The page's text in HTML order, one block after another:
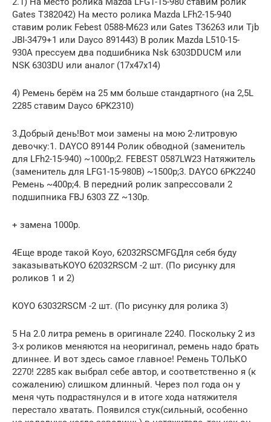
Gates T382042) На место ролика Mazda LFh2-15-940
ставим ролик Febest 0588-M623 или Gates T36263 или Tjb
JBI-3479+1 или Dayco 891443) В ролик Mazda L510-15-
930A прессуем два подшибника Nsk 6303DDUCM или
NSK 6303DU или аналог (17х47х14)
4) Ремень берём на 25 мм больше стандартного (на 2,5L
2285 ставим Dayco 6PK2310)
3.Добрый день!Вот мои замены на мою 2-литровую
девочку:1. DAYCO 89144 Ролик обводной (заменитель
для LFh2-15-940) ~1000р;2. FEBEST 0587LW23 Натяжитель
(заменитель для LFG1-15-980B) ~1500р;3. DAYCO 6PK2240
Ремень ~400р;4. В передний ролик запрессовали 2
подшипника FBJ 6303 ZZ ~130р.
+ замена 1000р.
4Еще вроде такой Koyo, 62032RSCMFGДля себя буду
заказыватьKOYO 62032RSCM -2 шт. (По рисунку для
роликов 1 и 2)
KOYO 63032RSCM -2 шт. (По рисунку для ролика 3)
5 На 2.0 литра ремень в оригинале 2240. Поскольку 2 из
3-х роликов меняются на неоригинал, ремень надо брать
длиннее. И вот здесь самое главное! Ремень ТОЛЬКО
2270! 2285 как выбрал себе автор, и соответственно я (к
сожалению) слишком длинный. Через пол года он у
меня чуть подрастянулся и в итоге хода натяжителя
перестало хватать. Появился стук(сильный, особенно